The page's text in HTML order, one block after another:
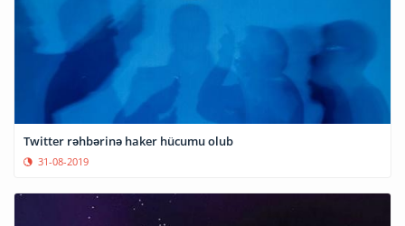
Twitter rəhbərinə haker hücumu olub
31-08-2019